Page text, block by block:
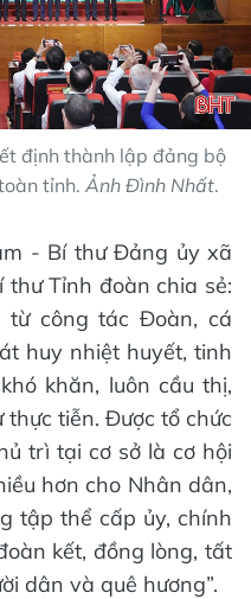
định thành lập đảng bộ
tỉnh. Ảnh Đình Nhất.
- Bí thư Đảng ủy xã
thư Tỉnh đoàn chia sẻ:
công tác Đoàn, cá
huy nhiệt huyết, tinh
khăn, luôn cầu thị,
thực tiễn. Được tổ chức
trì tại cơ sở là cơ hội
hơn cho Nhân dân,
tập thể cấp ủy, chính
kết, đồng lòng, tất
dân và quê hương”.